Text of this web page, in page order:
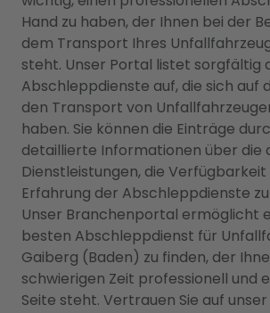
Hand zu haben, der Ihnen bei der
dem Transport Ihres
steht. Unser Portal listet sorgfältig
Abschleppdienste auf, die sich auf
den Transport von
haben. Sie können die Einträge
detaillierte Informationen über die
Dienstleistungen, die Verfügbarkeit
Erfahrung der Abschleppdienste
Unser Branchenportal ermöglicht
besten Abschleppdienst für
Gaiberg (Baden) zu finden, der
schwierigen Zeit professionell und
Seite steht. Vertrauen Sie auf unser